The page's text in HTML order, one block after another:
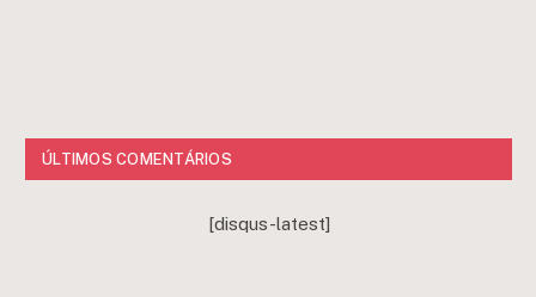
ÚLTIMOS COMENTÁRIOS
[disqus-latest]